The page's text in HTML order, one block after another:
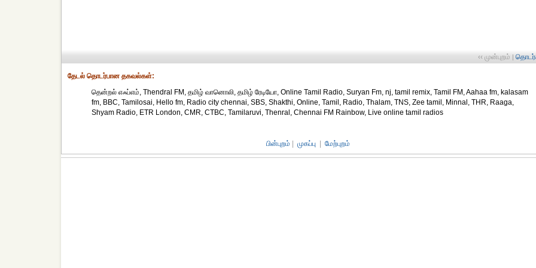
‹‹ முன்புறம் |
தேட‌ல் தொட‌ர்பான தகவ‌ல்க‌ள்:
தென்றல் எஃப்எம், Thendral FM, தமிழ் வானொலி, தமிழ் ரேடியோ, Online Tamil Radio, Suryan Fm, nj, tamil remix, Tamil FM, Aahaa fm, kalasam
fm, BBC, Tamilosai, Hello fm, Radio city chennai, SBS, Shakthi, Online, Tamil, Radio, Thalam, TNS, Zee tamil, Minnal, THR, Raaga,
Shyam Radio, ETR London, CMR, CTBC, Tamilaruvi, Thenral, Chennai FM Rainbow, Live online tamil radios
பின்புறம் முகப்பு மேற்புறம்